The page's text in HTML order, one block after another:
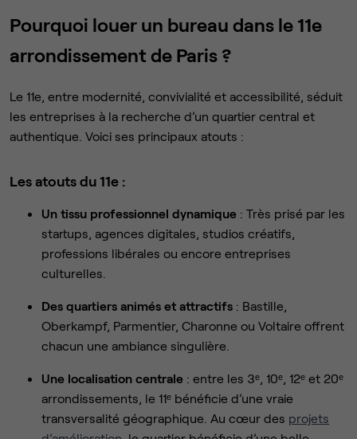
Pourquoi louer un bureau dans le 11e
arrondissement de Paris ?
Le 11e, entre modernité, convivialité et accessibilité, séduit
les entreprises à la recherche d’un quartier central et
authentique. Voici ses principaux atouts :
Les atouts du 11e :
Un tissu professionnel dynamique : Très prisé par les
startups, agences digitales, studios créatifs,
professions libérales ou encore entreprises
culturelles.
Des quartiers animés et attractifs : Bastille,
Oberkampf, Parmentier, Charonne ou Voltaire offrent
chacun une ambiance singulière.
Une localisation centrale : entre les 3ᵉ, 10ᵉ, 12ᵉ et 20ᵉ
arrondissements, le 11ᵉ bénéficie d’une vraie
transversalité géographique. Au cœur des projets